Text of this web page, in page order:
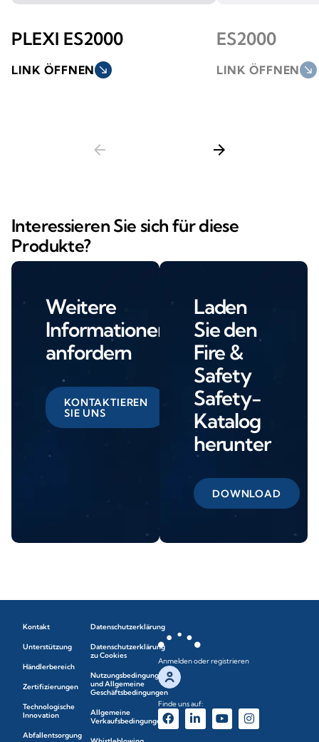
PLEXI ES2000
LINK ÖFFNEN south_east
ES2000
LINK ÖFFNEN south_east
arrow_back arrow_forward
Interessieren Sie sich für diese
Produkte?
Weitere
Informationen
anfordern
KONTAKTIEREN
SIE UNS
Laden
Sie den
Fire &
Safety
Safety-
Katalog
herunter
DOWNLOAD
Kontakt
Unterstützung
Händlerbereich
Zertifizierungen
Technologische
Innovation
Abfallentsorgung
Datenschutzerklärung
Datenschutzerklärung
zu Cookies
Nutzungsbedingungen
und Allgemeine
Geschäftsbedingungen
Allgemeine
Verkaufsbedingungen
Anmelden oder registrieren
Finde uns auf: